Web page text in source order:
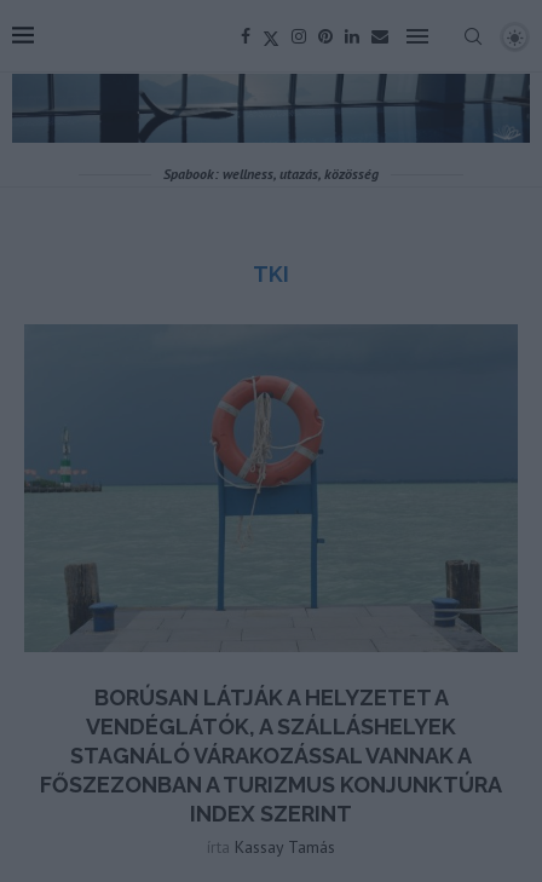
Spabook: wellness, utazás, közösség
TKI
BORÚSAN LÁTJÁK A HELYZETET A
VENDÉGLÁTÓK, A SZÁLLÁSHELYEK
STAGNÁLÓ VÁRAKOZÁSSAL VANNAK A
FŐSZEZONBAN A TURIZMUS KONJUNKTÚRA
INDEX SZERINT
írta Kassay Tamás